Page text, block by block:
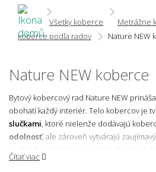
Všetky koberce Metrážne
koberce podľa radov
Nature NEW
Nature NEW koberce
Bytový kobercový rad Nature NEW
obohatí každý interiér. Telo kobercov je
slučkami , ktoré nielenže dodávajú
odolnosť, ale zároveň vytvárajú
podklad presvitajúci medzi slučkami
miestnosti moderný a zároveň prírodný
Čítať viac